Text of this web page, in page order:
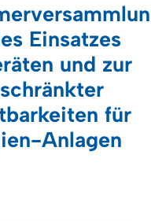
Einsatzes
und zur
für
Anlagen